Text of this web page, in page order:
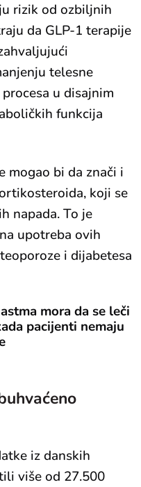
rizik od ozbiljnih
da GLP-1 terapije
telesne
u disajnim
funkcija
mogao bi da znači i
koji se
napada. To je
upotreba ovih
i dijabetesa
mora da se leči
pacijenti nemaju
iz danskih
više od 27.500